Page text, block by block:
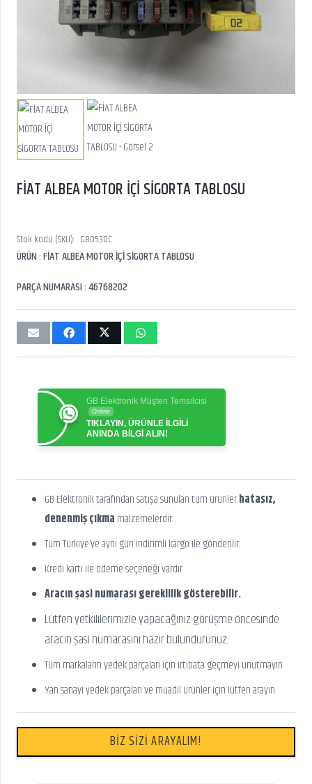
FİAT ALBEA MOTOR İÇİ SİGORTA TABLOSU
Stok kodu (SKU): GB0530C
ÜRÜN : FİAT ALBEA MOTOR İÇİ SİGORTA TABLOSU
PARÇA NUMARASI : 46768202
GB Elektronik Müşteri Temsilcisi
Online
TIKLAYIN, ÜRÜNLE İLGİLİ
ANINDA BİLGİ ALIN!
GB Elektronik tarafından satışa sunulan tüm ürünlerhatasız,
denenmiş çıkma malzemelerdir.
Tüm Türkiye’ye aynı gün indirimli kargo ile gönderilir.
Kredi kartı ile ödeme seçeneği vardır.
Aracın şasi numarası gereklilik gösterebilir.
Lütfen yetkililerimizle yapacağınız görüşme öncesinde
aracın şasi numarasını hazır bulundurunuz.
Tüm markaların yedek parçaları için irtibata geçmeyi unutmayın.
Yan sanayi yedek parçaları ve muadil ürünler için lütfen arayın.
BİZ SİZİ ARAYALIM!